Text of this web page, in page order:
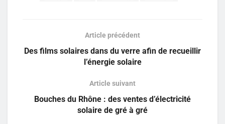
Article précédent
Des films solaires dans du verre afin de recueillir
l’énergie solaire
Article suivant
Bouches du Rhône : des ventes d’électricité
solaire de gré à gré